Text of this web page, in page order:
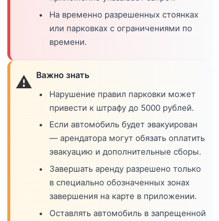
На временно разрешенных стоянках
или парковках с ограничениями по
времени.
⚠️ Важно знать
Нарушение правил парковки может
привести к штрафу до 5000 рублей.
Если автомобиль будет эвакуирован
— арендатора могут обязать оплатить
эвакуацию и дополнительные сборы.
Завершать аренду разрешено только
в специально обозначенных зонах
завершения на карте в приложении.
Оставлять автомобиль в запрещенной